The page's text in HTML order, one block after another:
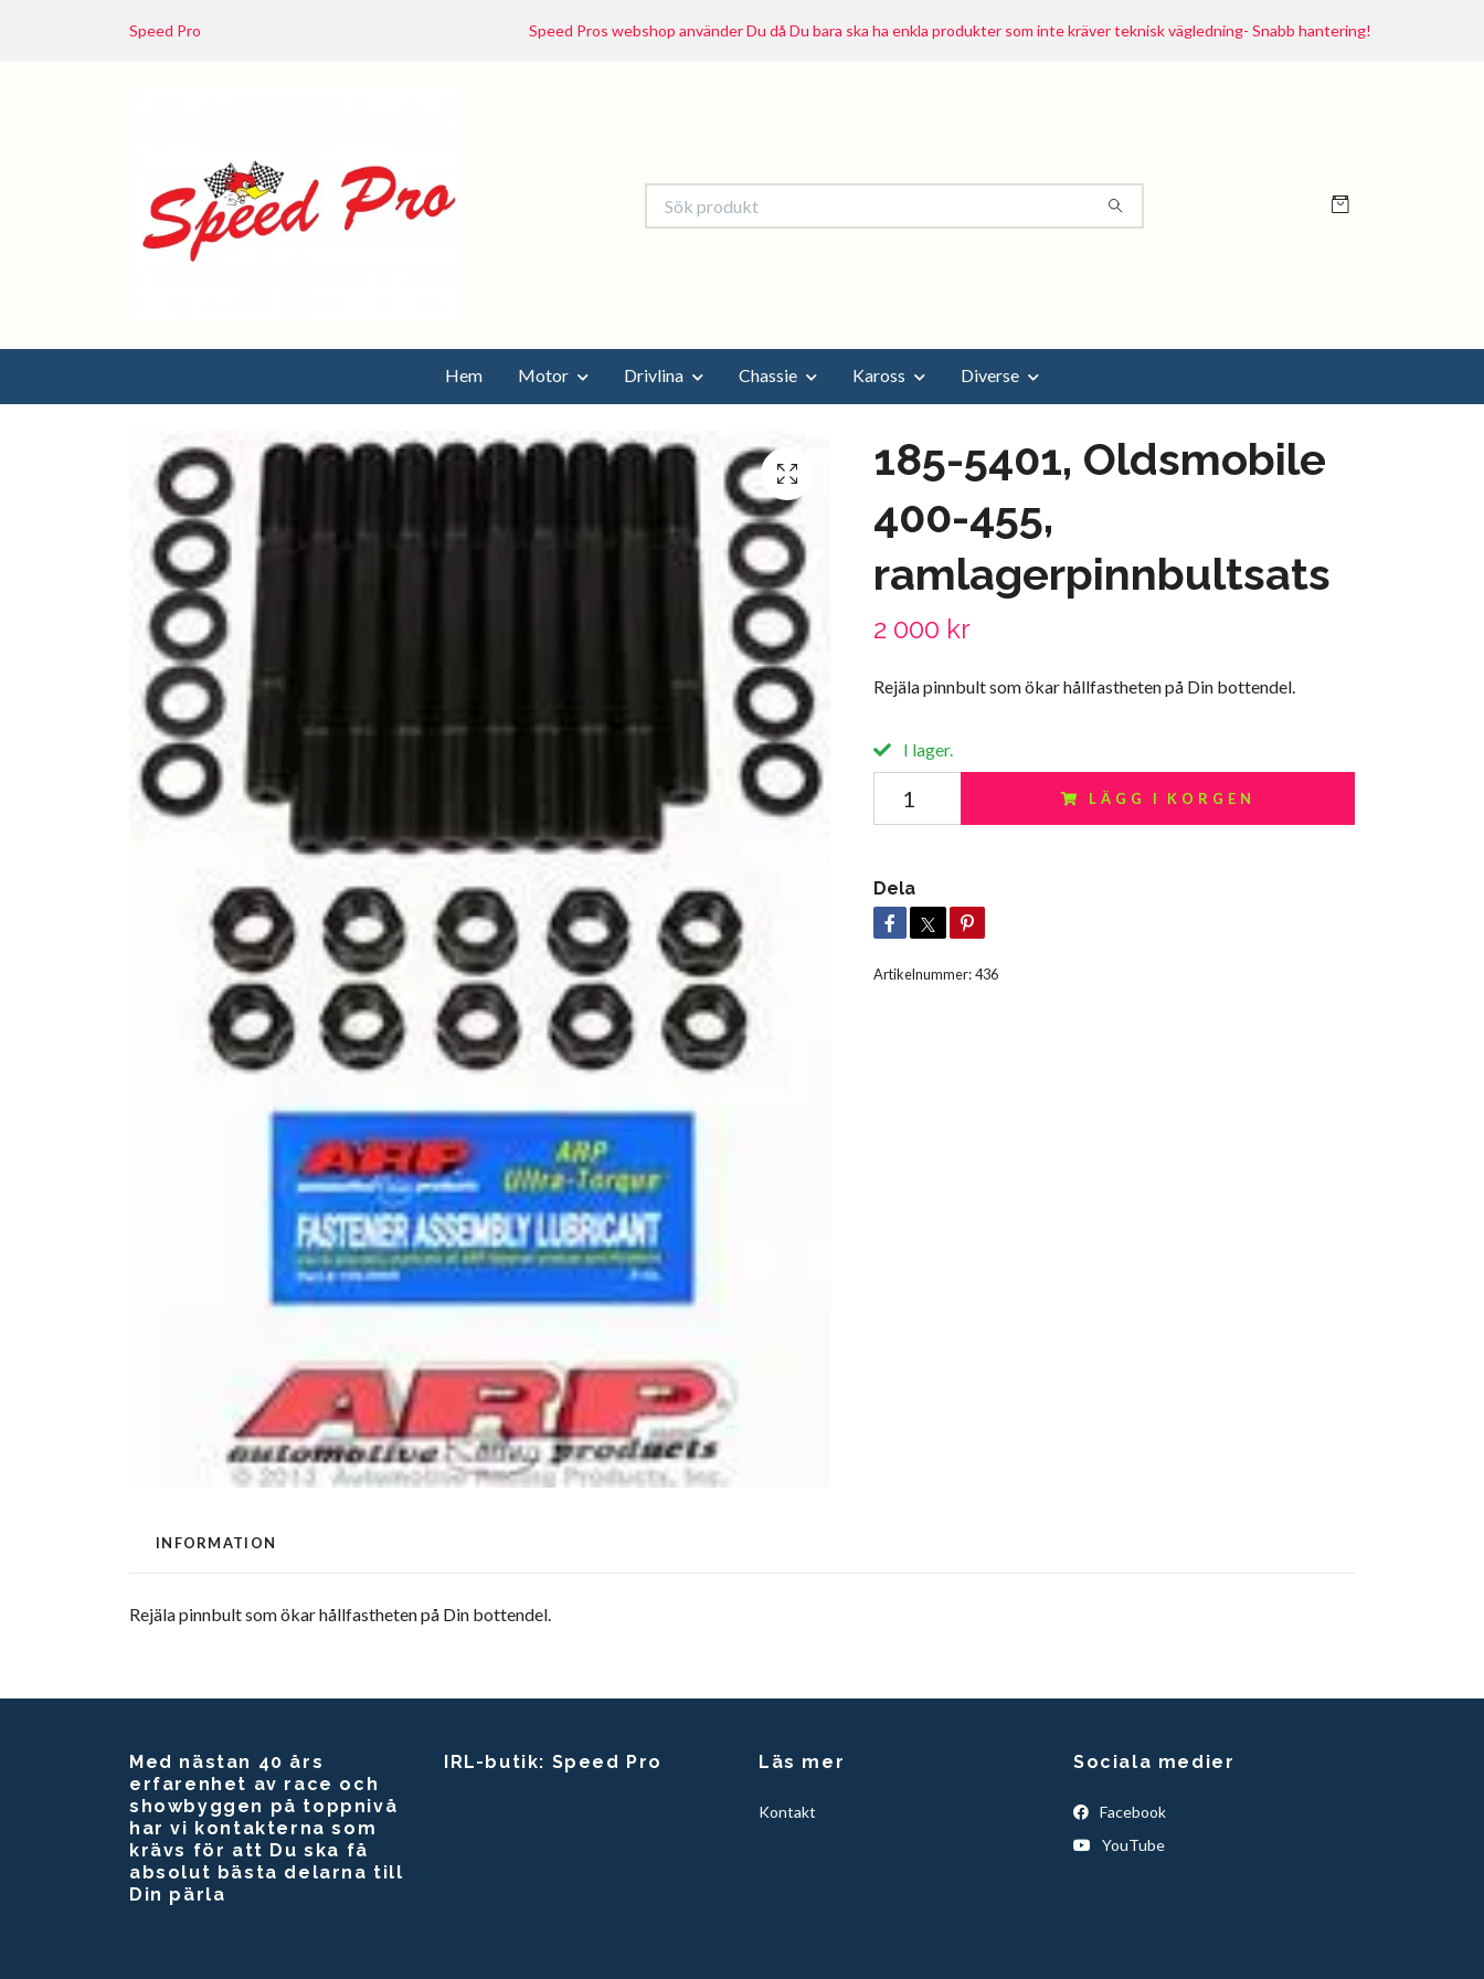
Speed Pro Speed Pros webshop använder Du då Du bara ska ha enkla produkter som inte kräver teknisk vägledning- Snabb hantering!
Hem Motor Drivlina Chassie Kaross Diverse
185-5401, Oldsmobile
400-455,
ramlagerpinnbultsats
2 000 kr
Rejäla pinnbult som ökar hållfastheten på Din bottendel.
I lager.
LÄGG I KORGEN
Dela
Artikelnummer:436
INFORMATION
Rejäla pinnbult som ökar hållfastheten på Din bottendel.
Med nästan 40 års
erfarenhet av race och
showbyggen på toppnivå
har vi kontakterna som
krävs för att Du ska få
absolut bästa delarna till
Din pärla
IRL-butik: Speed Pro Läs mer
Kontakt
Sociala medier
Facebook
YouTube